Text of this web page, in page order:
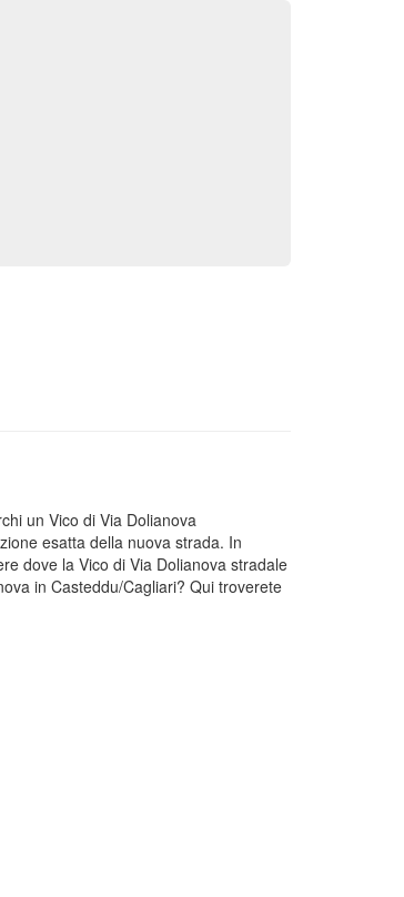
un Vico di Via Dolianova
esatta della nuova strada. In
dove la Vico di Via Dolianova stradale
in Casteddu/Cagliari? Qui troverete